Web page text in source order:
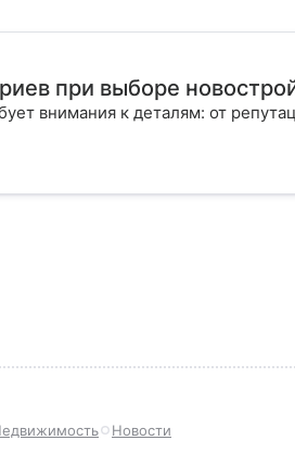
при выборе
внимания к деталям: от
Новости